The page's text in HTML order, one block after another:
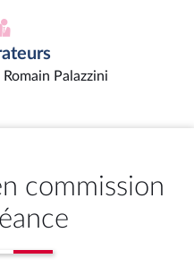
Romain Palazzini
commission